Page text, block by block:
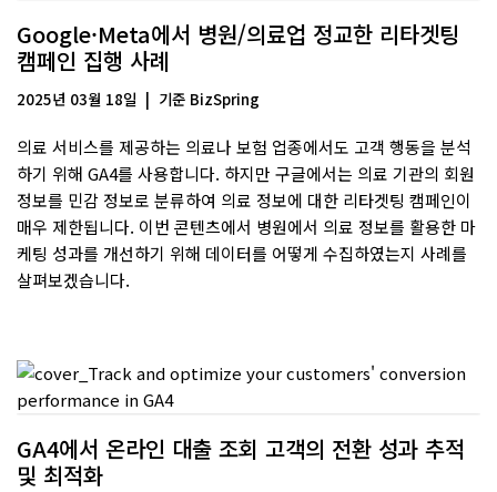
Google·Meta에서 병원/의료업 정교한 리타겟팅
캠페인 집행 사례
2025년 03월 18일 기준 BizSpring
의료 서비스를 제공하는 의료나 보험 업종에서도 고객 행동을 분석
하기 위해 GA4를 사용합니다. 하지만 구글에서는 의료 기관의 회원
정보를 민감 정보로 분류하여 의료 정보에 대한 리타겟팅 캠페인이
매우 제한됩니다. 이번 콘텐츠에서 병원에서 의료 정보를 활용한 마
케팅 성과를 개선하기 위해 데이터를 어떻게 수집하였는지 사례를
살펴보겠습니다.
GA4에서 온라인 대출 조회 고객의 전환 성과 추적
및 최적화